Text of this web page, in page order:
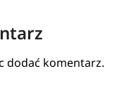
dodać komentarz.